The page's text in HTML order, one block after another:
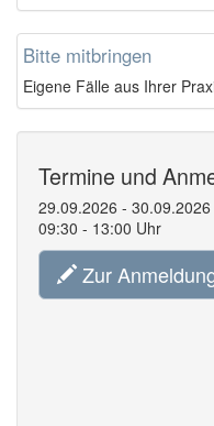
Bitte mitbringen
Eigene Fälle aus Ihrer
Termine und
29.09.2026 - 30.09.2026
09:30 - 13:00 Uhr
Zur